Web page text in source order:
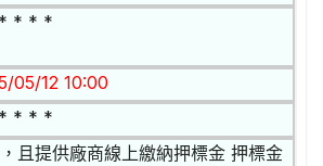
* * *
05/12 10:00
* * *
且提供廠商線上繳納押標金 押標金